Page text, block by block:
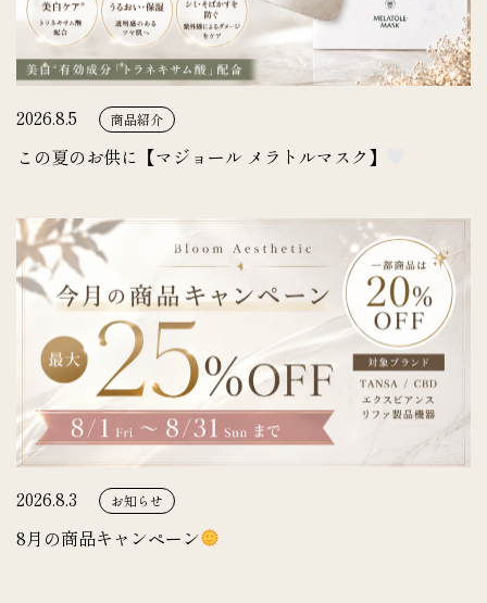
2026.8.5 商品紹介
この夏のお供に【マジョール メラトルマスク】
2026.8.3 お知らせ
8月の商品キャンペーン